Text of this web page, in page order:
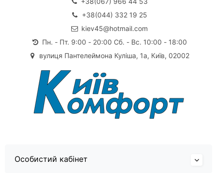
+38(044) 332 19 25
kiev45@hotmail.com
Пн. - Пт. 9:00 - 20:00 Сб. - Вс. 10:00 - 18:00
вулиця Пантелеймона Куліша, 1а, Київ, 02002
Особистий кабінет